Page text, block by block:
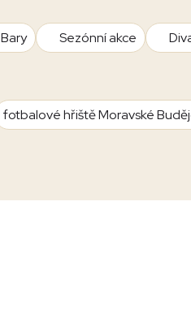
Bary Sezónní akce
fotbalové hřiště Moravské